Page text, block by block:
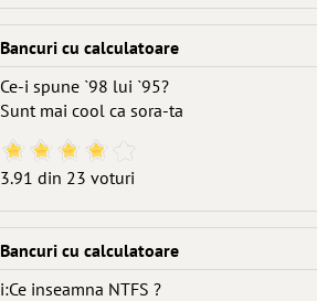
Bancuri cu calculatoare
Ce-i spune `98 lui `95?
Sunt mai cool ca sora-ta
3.91 din 23 voturi
Bancuri cu calculatoare
i:Ce inseamna NTFS ?